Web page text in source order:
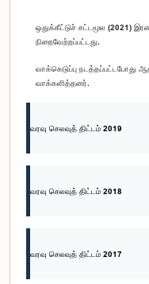
ஒதுக்கீட்டுச் சட்டமூல (2021)
நிறைவேற்றப்பட்டது.
வாக்கெடுப்பு நடத்தப்பட்டபோது
வாக்களித்தனர்.
வரவு செலவுத் திட்டம் 2019
வரவு செலவுத் திட்டம் 2018
வரவு செலவுத் திட்டம் 2017